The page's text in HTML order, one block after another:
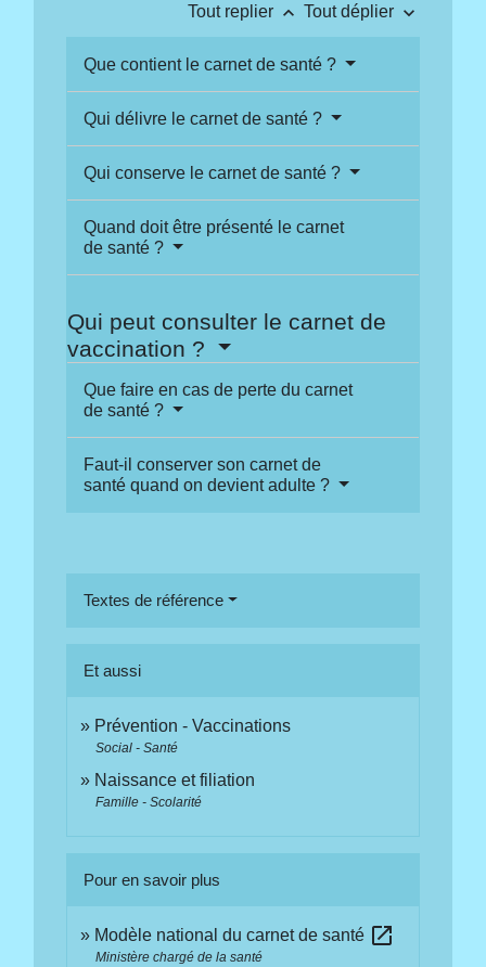
Tout replier keyboard_arrow_up Tout déplier keyboard_arrow_down
Que contient le carnet de santé ?
Qui délivre le carnet de santé ?
Qui conserve le carnet de santé ?
Quand doit être présenté le carnet
de santé ?
Qui peut consulter le carnet de
vaccination ?
Que faire en cas de perte du carnet
de santé ?
Faut-il conserver son carnet de
santé quand on devient adulte ?
Textes de référence
Et aussi
Prévention - Vaccinations
Social - Santé
Naissance et filiation
Famille - Scolarité
Pour en savoir plus
Modèle national du carnet de santé open_in_new
Ministère chargé de la santé